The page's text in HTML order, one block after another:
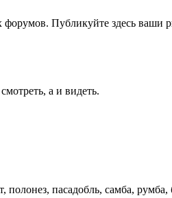
форумов. Публикуйте здесь ваши
а и видеть.
полонез, пасадобль, самба, румба,